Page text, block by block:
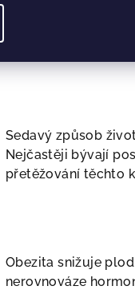
U obézních lidí
nádorových
plic, u žen to bývá
Sedavý způsob
Nejčastěji bývají
přetěžování těchto
Obezita snižuje
nerovnováze